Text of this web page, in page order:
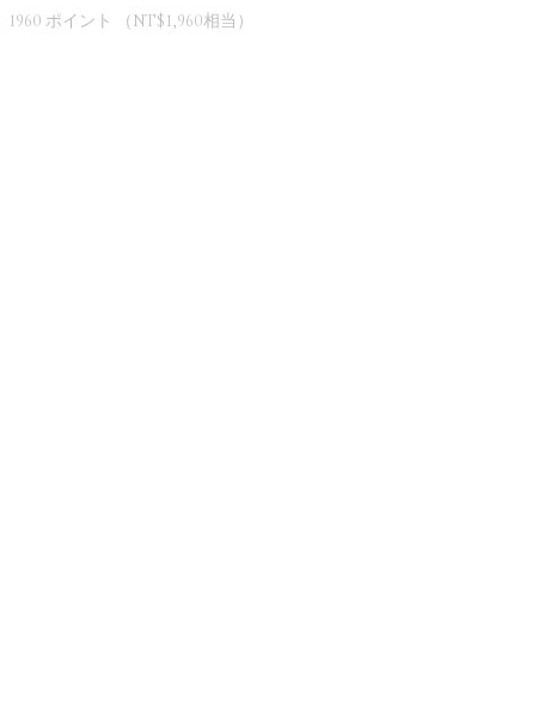
1960 ポイント （NT$1,960相当）